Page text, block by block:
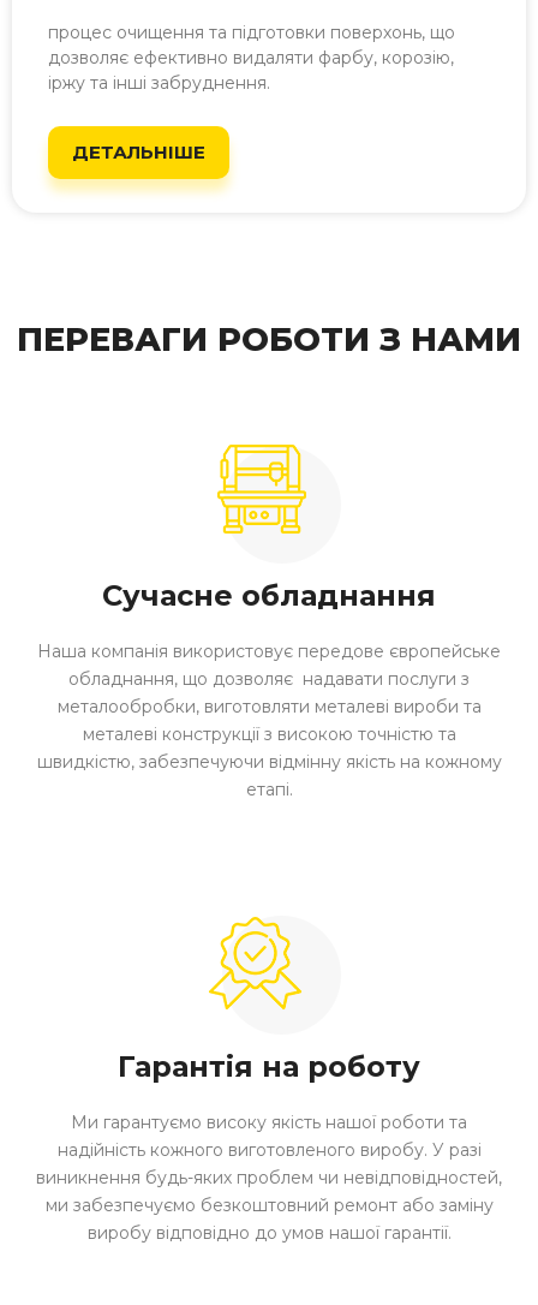
процес очищення та підготовки поверхонь, що
дозволяє ефективно видаляти фарбу, корозію,
іржу та інші забруднення.
ДЕТАЛЬНІШЕ
ПЕРЕВАГИ РОБОТИ З НАМИ
Сучасне обладнання
Наша компанія використовує передове європейське
обладнання, що дозволяє надавати послуги з
металообробки, виготовляти металеві вироби та
металеві конструкції з високою точністю та
швидкістю, забезпечуючи відмінну якість на кожному
етапі.
Гарантія на роботу
Ми гарантуємо високу якість нашої роботи та
надійність кожного виготовленого виробу. У разі
виникнення будь-яких проблем чи невідповідностей,
ми забезпечуємо безкоштовний ремонт або заміну
виробу відповідно до умов нашої гарантії.